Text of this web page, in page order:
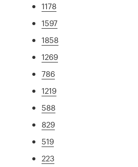
1178
1597
1858
1269
786
1219
588
829
519
223